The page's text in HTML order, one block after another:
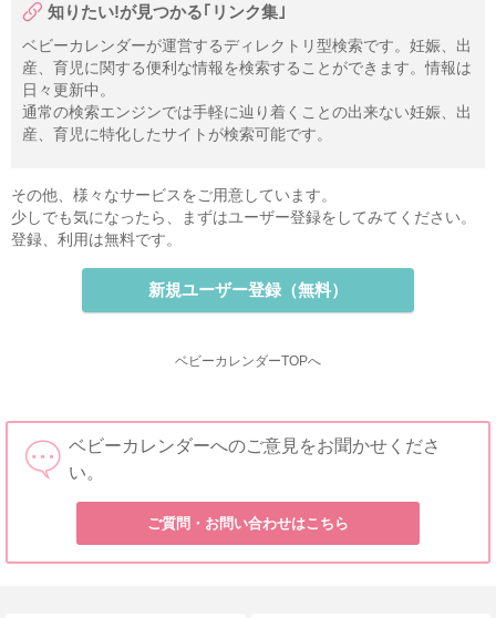
知りたい!が見つかる｢リンク集｣
ベビーカレンダーが運営するディレクトリ型検索です。妊娠、出
産、育児に関する便利な情報を検索することができます。情報は
日々更新中。
通常の検索エンジンでは手軽に辿り着くことの出来ない妊娠、出
産、育児に特化したサイトが検索可能です。
その他、様々なサービスをご用意しています。
少しでも気になったら、まずはユーザー登録をしてみてください。
登録、利用は無料です。
新規ユーザー登録（無料）
ベビーカレンダーTOPへ
ベビーカレンダーへのご意見をお聞かせくださ
い。
ご質問・お問い合わせはこちら